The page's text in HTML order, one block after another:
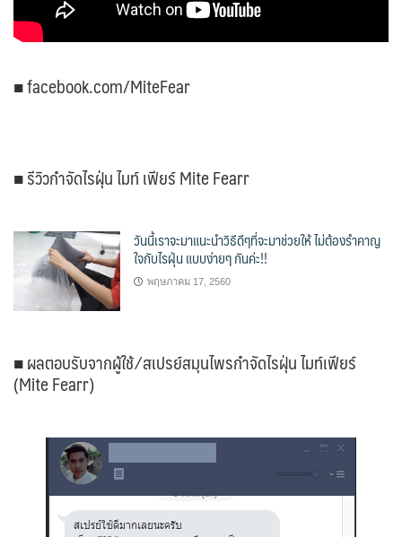
■ facebook.com/MiteFear
■ รีวิวกำจัดไรฝุ่น ไมท์ เฟียร์ Mite Fearr
วันนี้เราจะมาแนะนำวิธีดีๆที่จะมาช่วยให้ ไม่ต้องรำคาญ
ใจกับไรฝุ่น แบบง่ายๆ กันค่ะ!!
พฤษภาคม 17, 2560
■ ผลตอบรับจากผู้ใช้ ⁄ สเปรย์สมุนไพรกำจัดไรฝุ่น ไมท์เฟียร์
(Mite Fearr)